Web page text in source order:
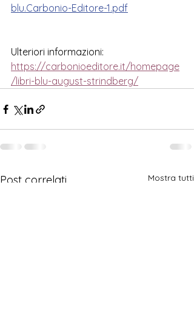
blu.Carbonio-Editore-1.pdf
Ulteriori informazioni:
https://carbonioeditore.it/homepage
/libri-blu-august-strindberg/
Post correlati Mostra tutti